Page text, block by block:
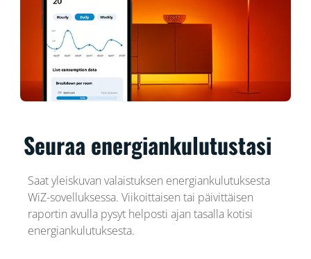
Seuraa energiankulutustasi
Saat yleiskuvan valaistuksen energiankulutuksesta
WiZ-sovelluksessa. Viikoittaisen tai päivittäisen
raportin avulla pysyt helposti ajan tasalla kotisi
energiankulutuksesta.